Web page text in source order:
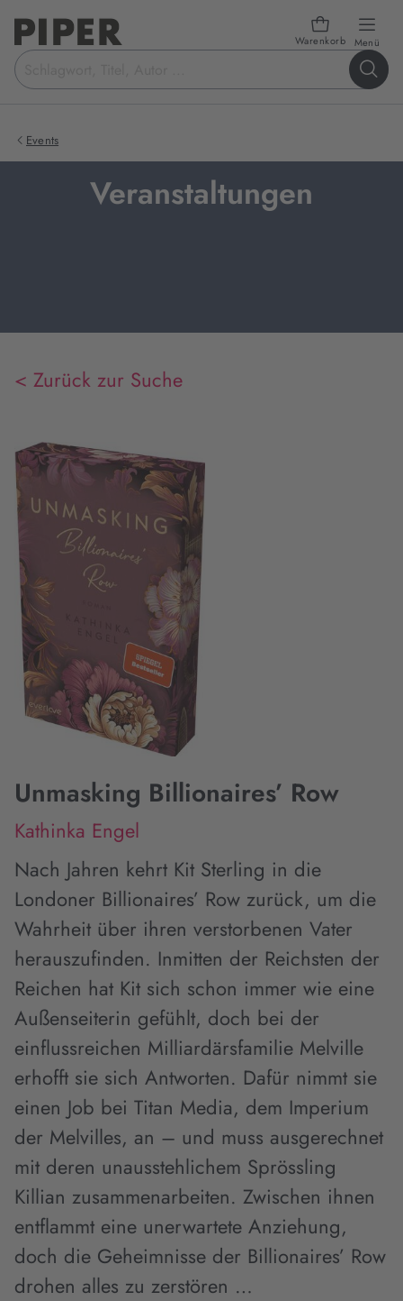
Warenkorb Menü
Suchbegriff
eingeben
Events
Veranstaltungen
< Zurück zur Suche
Unmasking Billionaires’ Row
Kathinka Engel
Nach Jahren kehrt Kit Sterling in die
Londoner Billionaires’ Row zurück, um die
Wahrheit über ihren verstorbenen Vater
herauszufinden. Inmitten der Reichsten der
Reichen hat Kit sich schon immer wie eine
Außenseiterin gefühlt, doch bei der
einflussreichen Milliardärsfamilie Melville
erhofft sie sich Antworten. Dafür nimmt sie
einen Job bei Titan Media, dem Imperium
der Melvilles, an – und muss ausgerechnet
mit deren unausstehlichem Sprössling
Killian zusammenarbeiten. Zwischen ihnen
entflammt eine unerwartete Anziehung,
doch die Geheimnisse der Billionaires’ Row
drohen alles zu zerstören …